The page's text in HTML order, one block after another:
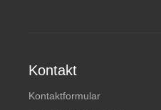
Kontakt
Kontaktformular